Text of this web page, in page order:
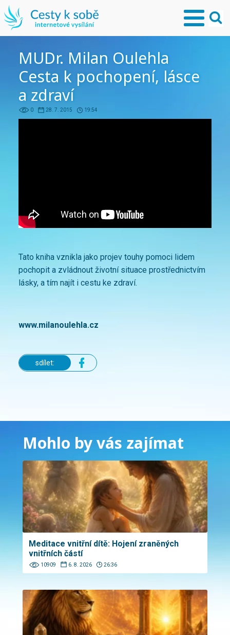
MUDr. Milan Oulehla
Cesta k pochopení, lásce
a zdraví
0 28. 7. 2015 19:54
Tato kniha vznikla jako projev touhy pomoci lidem
pochopit a zvládnout životní situace prostřednictvím
lásky, a tím najít i cestu ke zdraví.
www.milanoulehla.cz
sdílet:
Mohlo by vás zajímat
Meditace vnitřní dítě: Hojení zraněných
vnitřních částí
10909 6. 8. 2026 26:36